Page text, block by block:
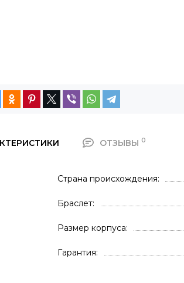
ОТЗЫВЫ 0
Страна происхождения
Браслет
Размер корпуса
Гарантия